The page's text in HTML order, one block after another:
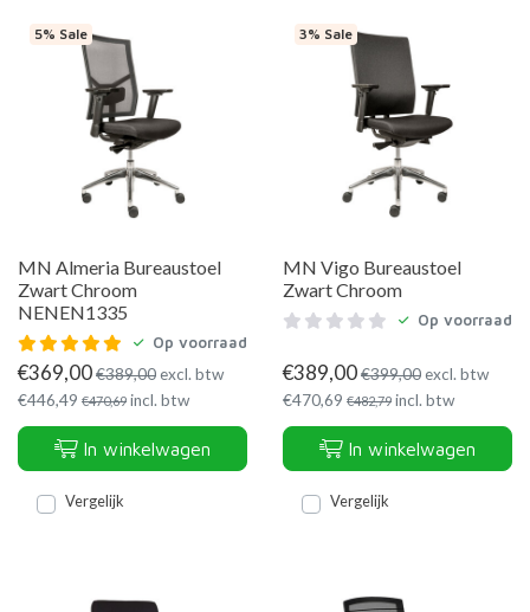
5% Sale
MN Almeria Bureaustoel
Zwart Chroom
NENEN1335
Op voorraad
€369,00€389,00excl. btw
€446,49 €470,69 incl. btw
In winkelwagen
Vergelijk
3% Sale
MN Vigo Bureaustoel
Zwart Chroom
Op voorraad
€389,00€399,00excl. btw
€470,69 €482,79 incl. btw
In winkelwagen
Vergelijk